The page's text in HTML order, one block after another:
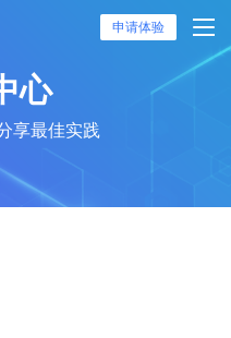
申请体验
心
享最佳实践